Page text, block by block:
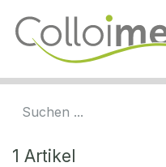
1 Artikel